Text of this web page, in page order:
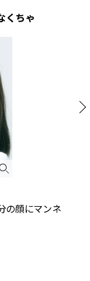
くちゃ
の顔にマンネ